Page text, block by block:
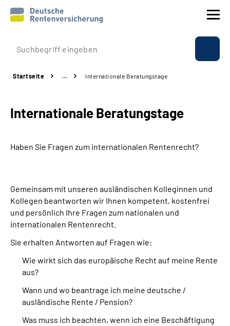
Prävention
Rente
Beratung & Kontakt
Über uns & Presse
Online-Services
Startseite … Internationale Beratungstage
Internationale Beratungstage
Haben Sie Fragen zum internationalen Rentenrecht?
Gemeinsam mit unseren ausländischen Kolleginnen und
Kollegen beantworten wir Ihnen kompetent, kostenfrei
und persönlich Ihre Fragen zum nationalen und
internationalen Rentenrecht.
Sie erhalten Antworten auf Fragen wie:
Wie wirkt sich das europäische Recht auf meine Rente
aus?
Wann und wo beantrage ich meine deutsche /
ausländische Rente / Pension?
Was muss ich beachten, wenn ich eine Beschäftigung